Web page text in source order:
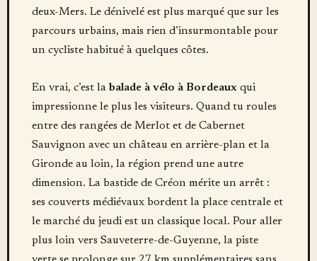
deux-Mers. Le dénivelé est plus marqué que sur les
parcours urbains, mais rien d’insurmontable pour
un cycliste habitué à quelques côtes.
En vrai, c’est la balade à vélo à Bordeauxqui
impressionne le plus les visiteurs. Quand tu roules
entre des rangées de Merlot et de Cabernet
Sauvignon avec un château en arrière-plan et la
Gironde au loin, la région prend une autre
dimension. La bastide de Créon mérite un arrêt :
ses couverts médiévaux bordent la place centrale et
le marché du jeudi est un classique local. Pour aller
plus loin vers Sauveterre-de-Guyenne, la piste